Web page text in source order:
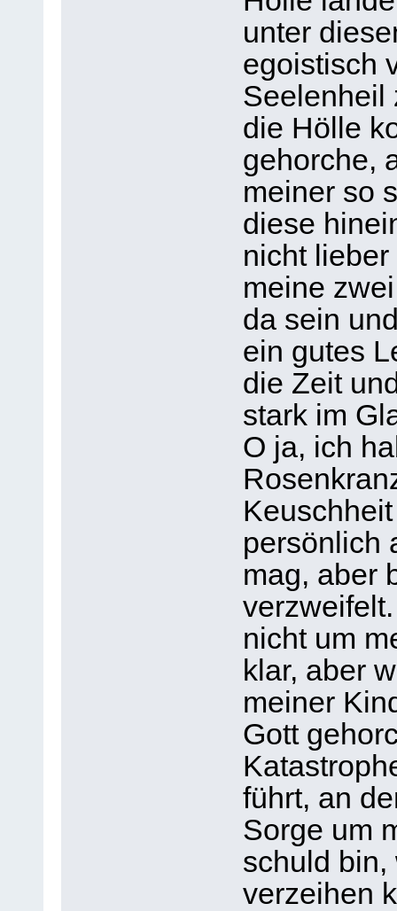
unter
egoistisch
Seelenheil
die Hölle
gehorche,
meiner so
diese
nicht
meine
da sein
ein gutes
die Zeit
stark im
O ja, ich
persönlich
mag, aber
nicht um
klar, aber
meiner
Gott
führt, an
Sorge um
schuld bin,
verzeihen